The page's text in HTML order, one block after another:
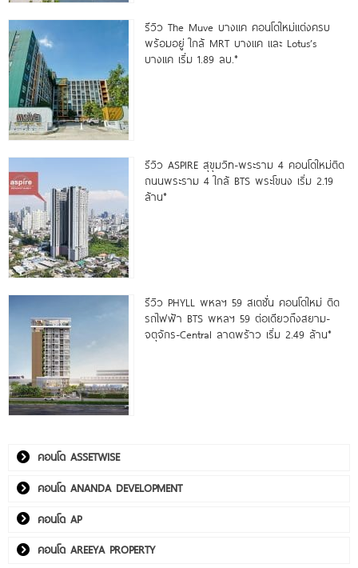
รีวิว The Muve บางแค คอนโดใหม่แต่งครบ
พร้อมอยู่ ใกล้ MRT บางแค และ Lotus’s
บางแค เริ่ม 1.89 ลบ.*
รีวิว ASPIRE สุขุมวิท-พระราม 4 คอนโดใหม่ติด
ถนนพระราม 4 ใกล้ BTS พระโขนง เริ่ม 2.19
ล้าน*
รีวิว PHYLL พหลฯ 59 สเตชั่น คอนโดใหม่ ติด
รถไฟฟ้า BTS พหลฯ 59 ต่อเดียวถึงสยาม-
จตุจักร-Central ลาดพร้าว เริ่ม 2.49 ล้าน*
คอนโด ASSETWISE
คอนโด ANANDA DEVELOPMENT
คอนโด AP
คอนโด AREEYA PROPERTY